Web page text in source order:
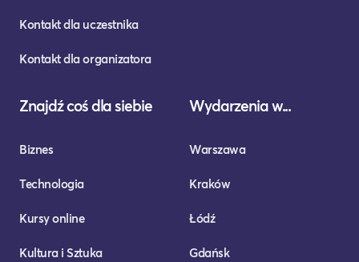
Kontakt dla uczestnika
Kontakt dla organizatora
Znajdź coś dla siebie
Biznes
Technologia
Kursy online
Kultura i Sztuka
Wydarzenia w...
Warszawa
Kraków
Łódź
Gdańsk